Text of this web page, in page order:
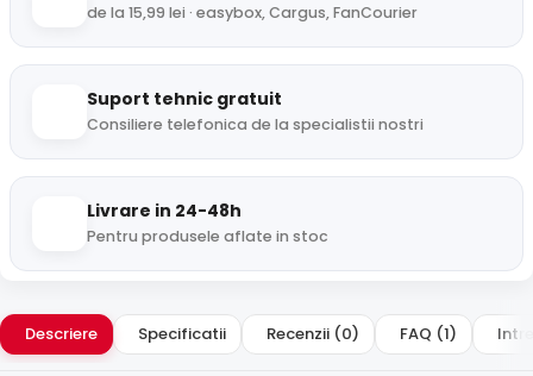
de la 15,99 lei · easybox, Cargus, FanCourier
Suport tehnic gratuit
Consiliere telefonica de la specialistii nostri
Livrare in 24-48h
Pentru produsele aflate in stoc
Descriere Specificatii Recenzii (0) FAQ (1)